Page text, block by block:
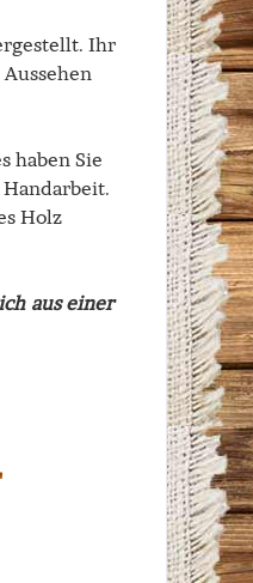
Ihr
haben Sie
Holz
aus einer